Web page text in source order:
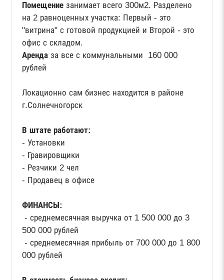
Помещение занимает всего 300м2. Разделено
на 2 равноценных участка: Первый - это
"витрина" с готовой продукцией и Второй - это
офис с складом.
Аренда за все с коммунальными 160 000
рублей
Локационно сам бизнес находится в районе
г.Солнечногорск
В штате работают:
- Установки
- Гравировщики
- Резчики 2 чел
- Продавец в офисе
ФИНАНСЫ:
- среднемесячная выручка от 1 500 000 до 3
500 000 рублей
- среднемесячная прибыль от 700 000 до 1 800
000 рублей